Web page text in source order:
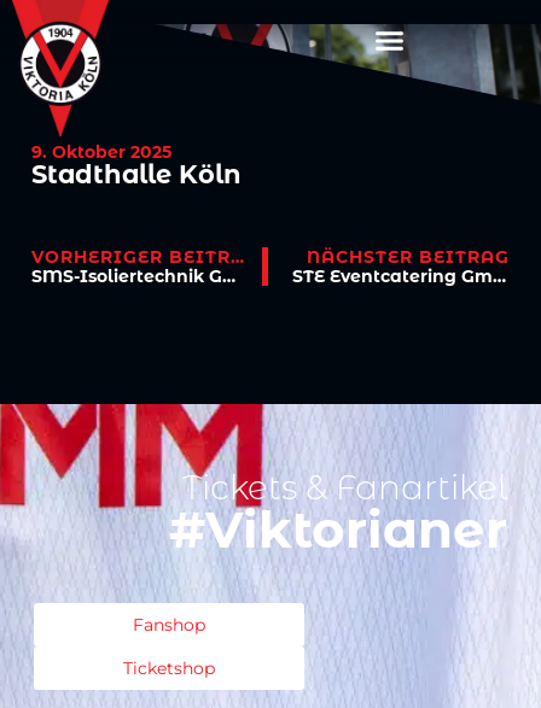
9. Oktober 2025
Stadthalle Köln
VORHERIGER BEITRAG
SMS-Isoliertechnik GmbH
NÄCHSTER BEITRAG
STE Eventcatering GmbH
Tickets & Fanartikel
#Viktorianer
Fanshop
Ticketshop